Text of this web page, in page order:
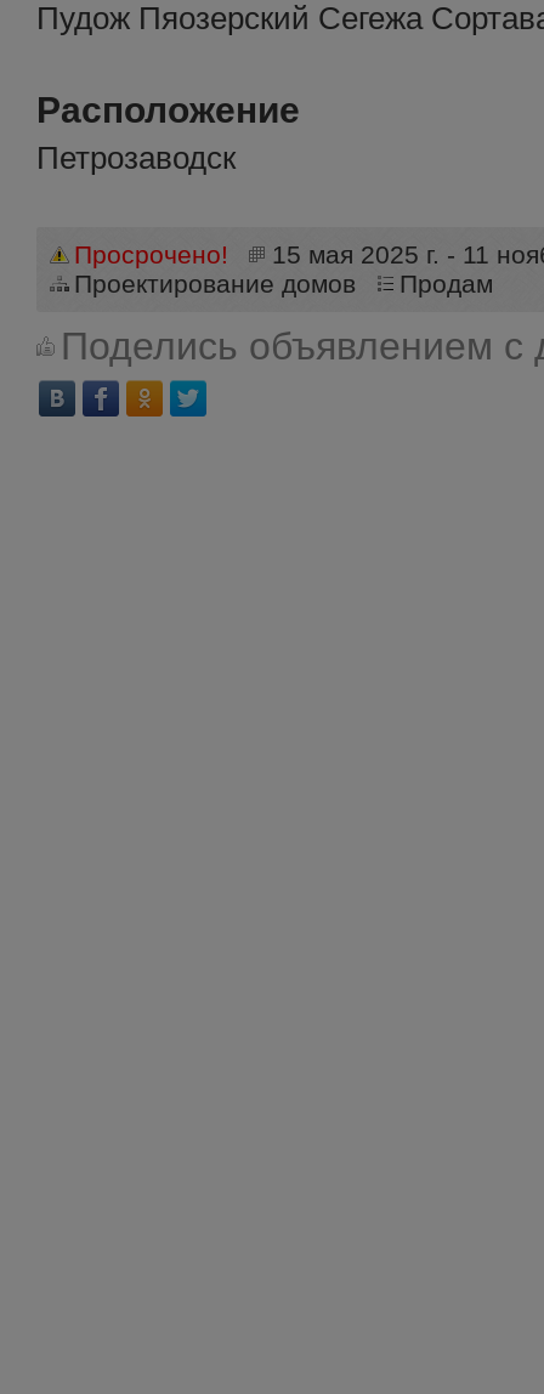
Пудож Пяозерский Сегежа
Расположение
Петрозаводск
Просрочено!
15 мая 2025 г. - 11
Проектирование домов
Продам
Поделись объявлением с